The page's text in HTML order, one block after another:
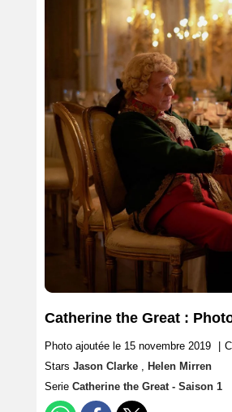
Catherine the Great :
Photo ajoutée le 15 novembre 2019
Stars Jason Clarke , Helen Mirren
Serie Catherine the Great - Saison 1